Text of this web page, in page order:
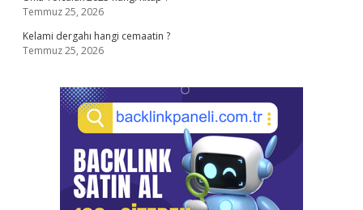
Temmuz 25, 2026
Kelami dergahı hangi cemaatin ?
Temmuz 25, 2026